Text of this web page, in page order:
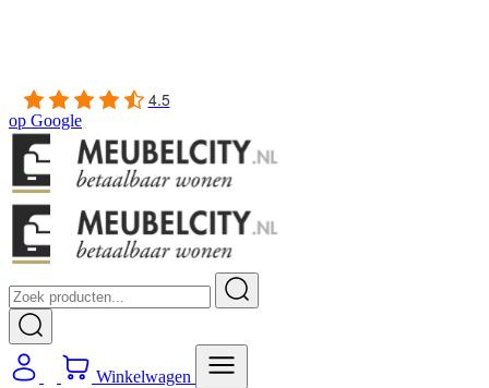
4.5
op Google
Winkelwagen